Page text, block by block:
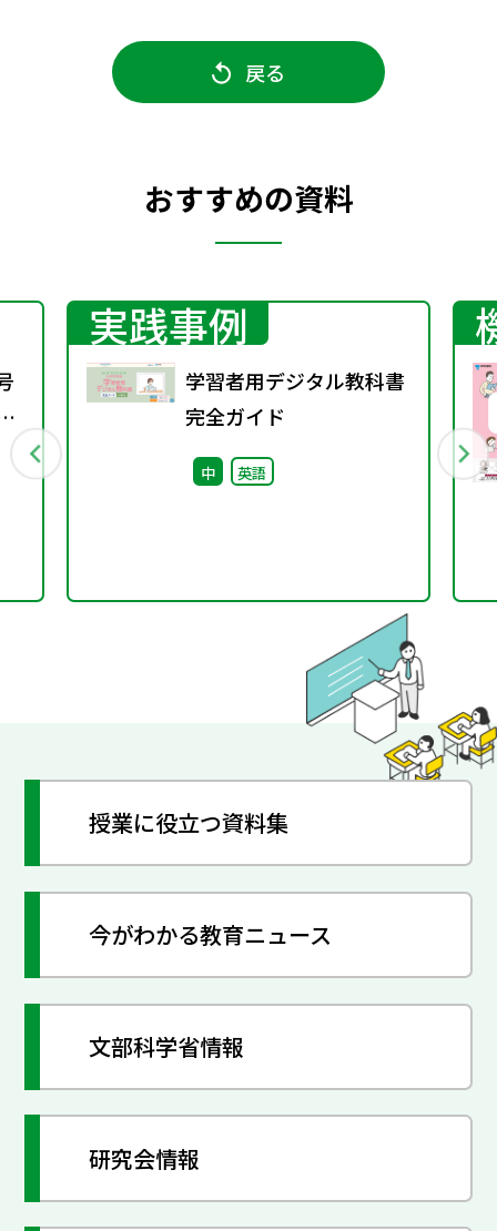
戻る
おすすめの資料
実践事例
学習者用デジタル教科書
完全ガイド
中 英語
授業に役立つ資料集
今がわかる教育ニュース
文部科学省情報
研究会情報